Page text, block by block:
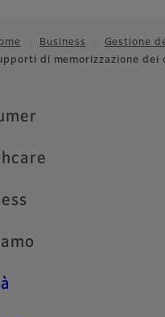
Business
Gestione
di memorizzazione dei